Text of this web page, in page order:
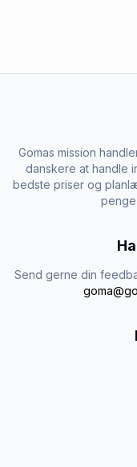
Gomas mission
danskere at handle
bedste priser og
penge
Send gerne din